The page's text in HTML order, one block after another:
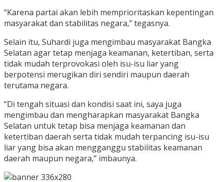
“Karena partai akan lebih memprioritaskan kepentingan
masyarakat dan stabilitas negara,” tegasnya.
Selain itu, Suhardi juga mengimbau masyarakat Bangka
Selatan agar tetap menjaga keamanan, ketertiban, serta
tidak mudah terprovokasi oleh isu-isu liar yang
berpotensi merugikan diri sendiri maupun daerah
terutama negara.
“Di tengah situasi dan kondisi saat ini, saya juga
mengimbau dan mengharapkan masyarakat Bangka
Selatan untuk tetap bisa menjaga keamanan dan
ketertiban daerah serta tidak mudah terpancing isu-isu
liar yang bisa akan mengganggu stabilitas keamanan
daerah maupun negara,” imbaunya.